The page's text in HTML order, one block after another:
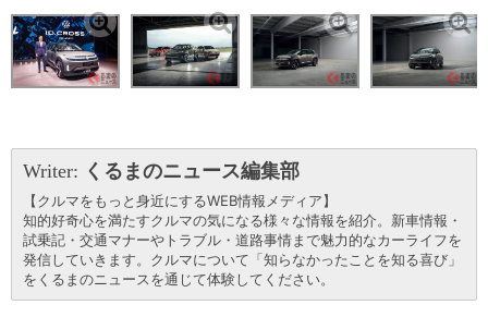
Writer: くるまのニュース編集部
【クルマをもっと身近にするWEB情報メディア】
知的好奇心を満たすクルマの気になる様々な情報を紹介。新車情報・
試乗記・交通マナーやトラブル・道路事情まで魅力的なカーライフを
発信していきます。クルマについて「知らなかったことを知る喜び」
をくるまのニュースを通じて体験してください。